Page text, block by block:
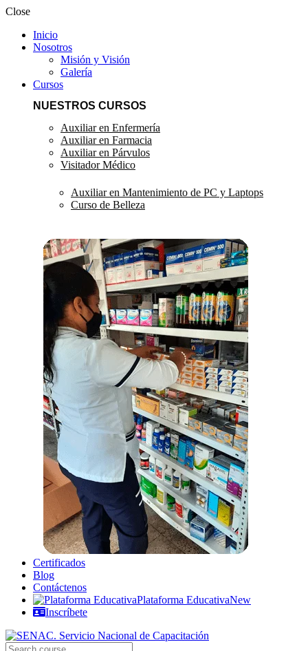
Close
Inicio
Nosotros
Misión y Visión
Galería
Cursos
NUESTROS CURSOS
Auxiliar en Enfermería
Auxiliar en Farmacia
Auxiliar en Párvulos
Visitador Médico
Auxiliar en Mantenimiento de PC y Laptops
Curso de Belleza
Certificados
Blog
Contáctenos
Plataforma EducativaNew
Inscríbete